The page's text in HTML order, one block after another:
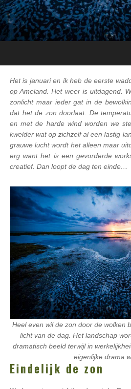
Het is januari en ik heb de eerste
op Ameland. Het weer is uitdagend.
zonlicht maar ieder gat in de
dat het de zon doorlaat. De
en met de harde wind worden we
kwelder wat op zichzelf al een lastig
grauwe lucht wordt het alleen maar
erg want het is een gevorderde
creatief. Dan loopt de dag ten einde…
Heel even wil de zon door de wolken
licht van de dag. Het landschap
dramatisch beeld terwijl in
eigenlijke drama
Eindelijk de zon